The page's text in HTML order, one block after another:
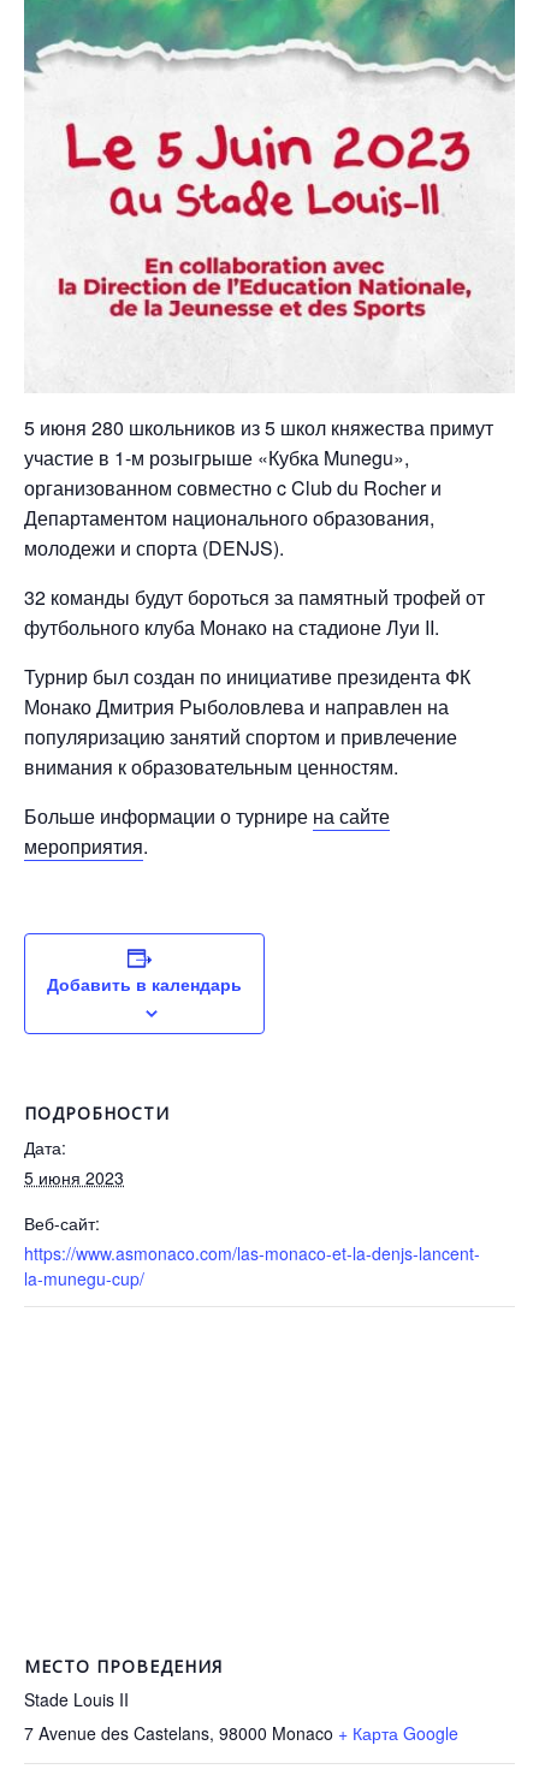
5 июня 280 школьников из 5 школ княжества примут
участие в 1-м розыгрыше «Кубка Munegu»,
организованном совместно c Club du Rocher и
Департаментом национального образования,
молодежи и спорта (DENJS).
32 команды будут бороться за памятный трофей от
футбольного клуба Монако на стадионе Луи II.
Турнир был создан по инициативе президента ФК
Монако Дмитрия Рыболовлева и направлен на
популяризацию занятий спортом и привлечение
внимания к образовательным ценностям.
Больше информации о турнире на сайте
мероприятия.
Добавить в календарь
ПОДРОБНОСТИ
Дата:
5 июня 2023
Веб-сайт:
https://www.asmonaco.com/las-monaco-et-la-denjs-lancent-
la-munegu-cup/
МЕСТО ПРОВЕДЕНИЯ
Stade Louis II
7 Avenue des Castelans, 98000 Monaco + Карта Google